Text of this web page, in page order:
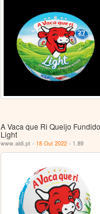
A Vaca que Ri Queijo Fundido
Light
www.aldi.pt - 18 Out 2022- 1.89